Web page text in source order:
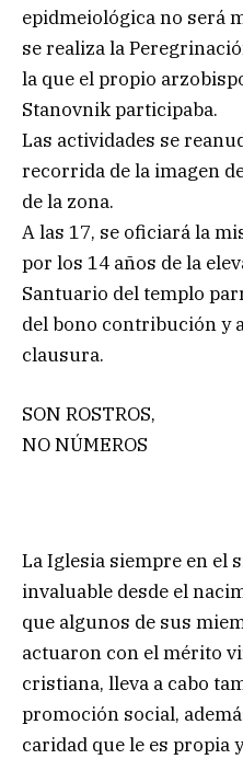
epidmeiológica no será
se realiza la
la que el propio
Stanovnik participaba.
Las actividades se
recorrida de la imagen
de la zona.
A las 17, se oficiará la
por los 14 años de la
Santuario del templo
del bono contribución y
clausura.
SON ROSTROS,
NO NÚMEROS
La Iglesia siempre en el
invaluable desde el
que algunos de sus
actuaron con el mérito
cristiana, lleva a cabo
promoción social,
caridad que le es propia